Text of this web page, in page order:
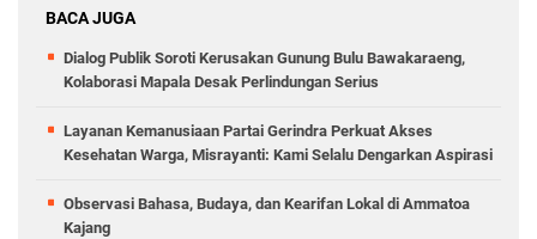
BACA JUGA
Dialog Publik Soroti Kerusakan Gunung Bulu Bawakaraeng,
Kolaborasi Mapala Desak Perlindungan Serius
Layanan Kemanusiaan Partai Gerindra Perkuat Akses
Kesehatan Warga, Misrayanti: Kami Selalu Dengarkan Aspirasi
Observasi Bahasa, Budaya, dan Kearifan Lokal di Ammatoa
Kajang